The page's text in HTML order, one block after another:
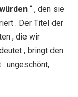
“ , den sie
. Der Titel der
, die wir
, bringt den
ungeschönt,